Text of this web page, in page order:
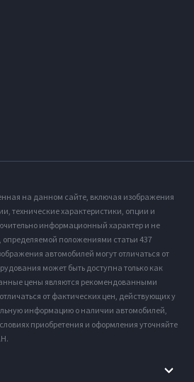
на данном сайте, включая изображения
технические характеристики, опции и
информационный характер и не
определяемой положениями статьи 437
автомобилей могут отличаться от
может быть доступна только как
цены являются рекомендованными
от фактических цен, действующих у
информацию о наличии автомобилей,
приобретения и оформления уточняйте